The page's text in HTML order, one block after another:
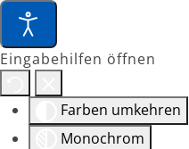
Eingabehilfen öffnen
Farben umkehren
Monochrom